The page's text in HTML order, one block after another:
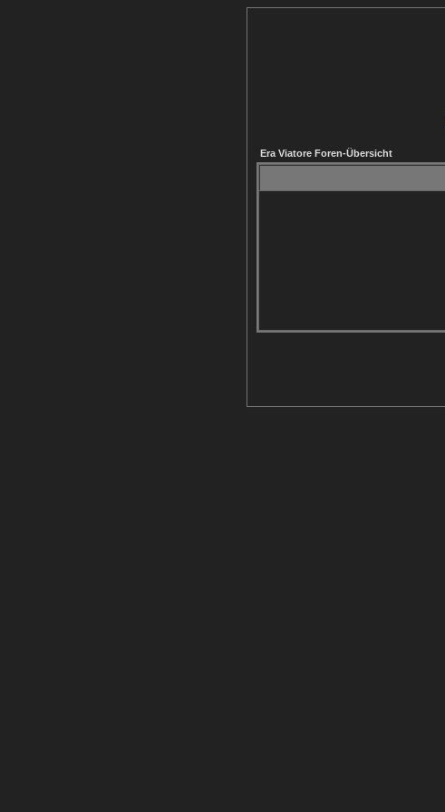
Era Viatore Foren-Übersicht